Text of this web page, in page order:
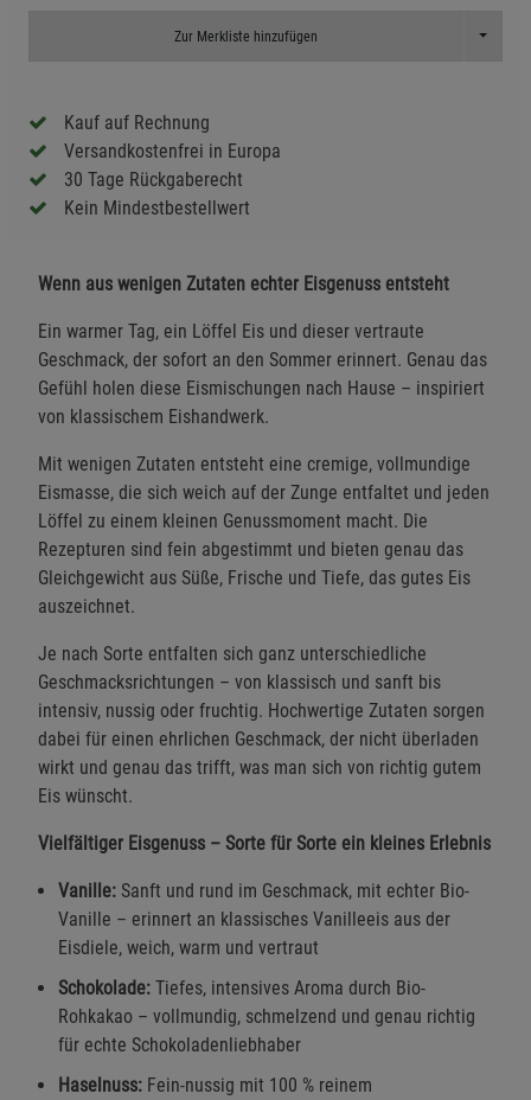
Zur Merkliste hinzufügen Toggle
Kauf auf Rechnung
Versandkostenfrei in Europa
30 Tage Rückgaberecht
Kein Mindestbestellwert
Wenn aus wenigen Zutaten echter Eisgenuss entsteht
Ein warmer Tag, ein Löffel Eis und dieser vertraute
Geschmack, der sofort an den Sommer erinnert. Genau das
Gefühl holen diese Eismischungen nach Hause – inspiriert
von klassischem Eishandwerk.
Mit wenigen Zutaten entsteht eine cremige, vollmundige
Eismasse, die sich weich auf der Zunge entfaltet und jeden
Löffel zu einem kleinen Genussmoment macht. Die
Rezepturen sind fein abgestimmt und bieten genau das
Gleichgewicht aus Süße, Frische und Tiefe, das gutes Eis
auszeichnet.
Je nach Sorte entfalten sich ganz unterschiedliche
Geschmacksrichtungen – von klassisch und sanft bis
intensiv, nussig oder fruchtig. Hochwertige Zutaten sorgen
dabei für einen ehrlichen Geschmack, der nicht überladen
wirkt und genau das trifft, was man sich von richtig gutem
Eis wünscht.
Vielfältiger Eisgenuss – Sorte für Sorte ein kleines Erlebnis
Vanille: Sanft und rund im Geschmack, mit echter Bio-
Vanille – erinnert an klassisches Vanilleeis aus der
Eisdiele, weich, warm und vertraut
Schokolade: Tiefes, intensives Aroma durch Bio-
Rohkakao – vollmundig, schmelzend und genau richtig
für echte Schokoladenliebhaber
Haselnuss: Fein-nussig mit 100 % reinem